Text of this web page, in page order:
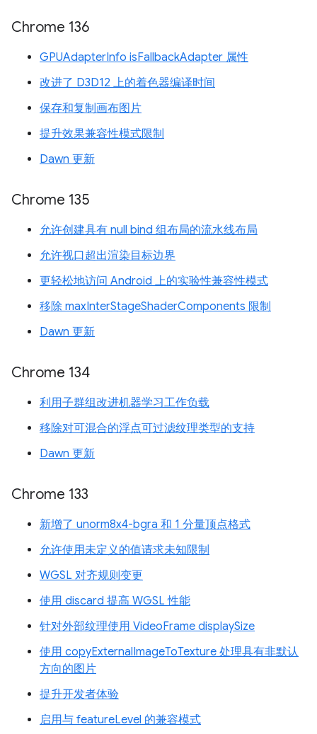
Chrome 136
GPUAdapterInfo isFallbackAdapter 属性
改进了 D3D12 上的着色器编译时间
保存和复制画布图片
提升效果兼容性模式限制
Dawn 更新
Chrome 135
允许创建具有 null bind 组布局的流水线布局
允许视口超出渲染目标边界
更轻松地访问 Android 上的实验性兼容性模式
移除 maxInterStageShaderComponents 限制
Dawn 更新
Chrome 134
利用子群组改进机器学习工作负载
移除对可混合的浮点可过滤纹理类型的支持
Dawn 更新
Chrome 133
新增了 unorm8x4-bgra 和 1 分量顶点格式
允许使用未定义的值请求未知限制
WGSL 对齐规则变更
使用 discard 提高 WGSL 性能
针对外部纹理使用 VideoFrame displaySize
使用 copyExternalImageToTexture 处理具有非默认
方向的图片
提升开发者体验
启用与 featureLevel 的兼容模式